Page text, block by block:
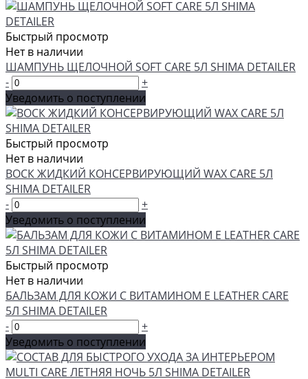
Быстрый просмотр
Нет в наличии
ШАМПУНЬ ЩЕЛОЧНОЙ SOFT CARE 5Л SHIMA DETAILER
-
+
Уведомить о поступлении
Быстрый просмотр
Нет в наличии
ВОСК ЖИДКИЙ КОНСЕРВИРУЮЩИЙ WAX CARE 5Л
SHIMA DETAILER
-
+
Уведомить о поступлении
Быстрый просмотр
Нет в наличии
БАЛЬЗАМ ДЛЯ КОЖИ С ВИТАМИНОМ Е LEATHER CARE
5Л SHIMA DETAILER
-
+
Уведомить о поступлении